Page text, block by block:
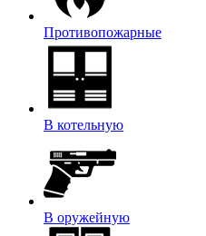
Противопожарные
В котельную
В оружейную